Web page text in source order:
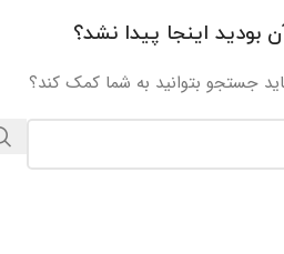
بودید اینجا پیدا نشد؟
جستجو بتوانید به شما کمک کند؟